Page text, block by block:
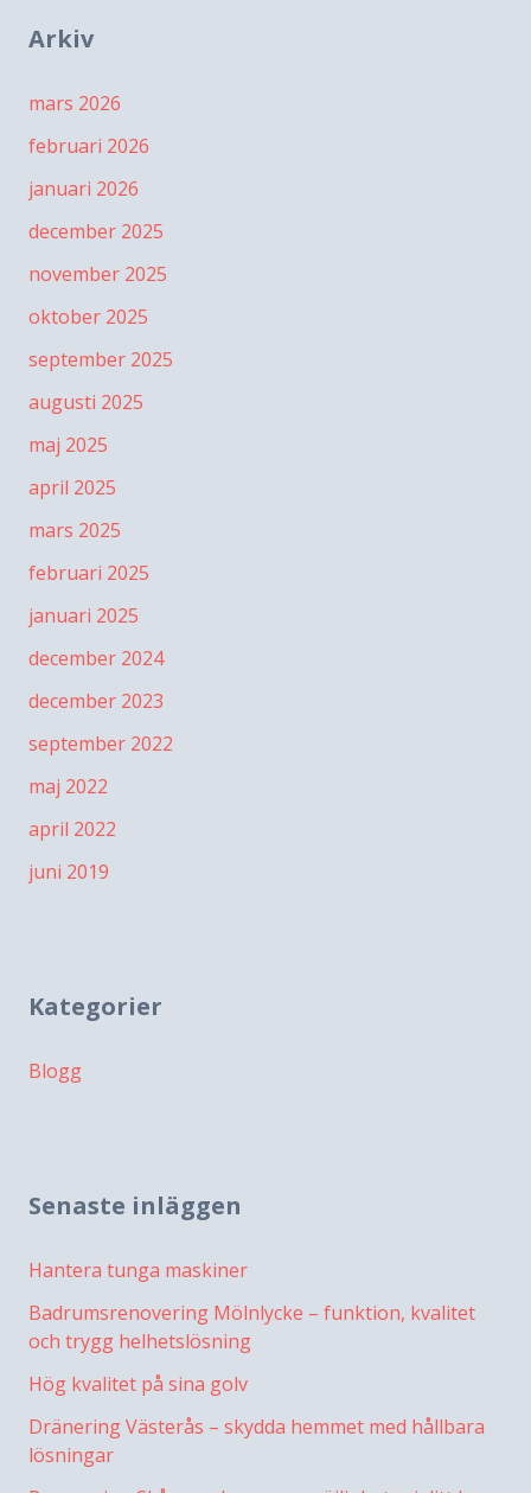
Arkiv
mars 2026
februari 2026
januari 2026
december 2025
november 2025
oktober 2025
september 2025
augusti 2025
maj 2025
april 2025
mars 2025
februari 2025
januari 2025
december 2024
december 2023
september 2022
maj 2022
april 2022
juni 2019
Kategorier
Blogg
Senaste inläggen
Hantera tunga maskiner
Badrumsrenovering Mölnlycke – funktion, kvalitet
och trygg helhetslösning
Hög kvalitet på sina golv
Dränering Västerås – skydda hemmet med hållbara
lösningar